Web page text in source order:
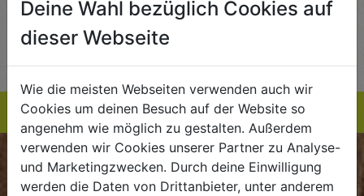
EINKAUFSLISTE
BIOKISTE
Deine Wahl bezüglich Cookies auf
dieser Webseite
Wie die meisten Webseiten verwenden auch wir
Cookies um deinen Besuch auf der Website so
angenehm wie möglich zu gestalten. Außerdem
verwenden wir Cookies unserer Partner zu Analyse-
und Marketingzwecken. Durch deine Einwilligung
werden die Daten von Drittanbieter, unter anderem